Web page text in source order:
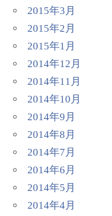
2015年3月
2015年2月
2015年1月
2014年12月
2014年11月
2014年10月
2014年9月
2014年8月
2014年7月
2014年6月
2014年5月
2014年4月